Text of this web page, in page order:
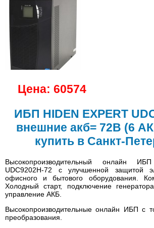
Цена: 60574
ИБП HIDEN EXPERT
внешние акб= 72В (6
купить в Санкт-
Высокопроизводительный онлайн
UDC9202H-72 с улучшенной защитой
офисного и бытового оборудования.
Холодный старт, подключение
управление АКБ.
Высокопроизводительные онлайн ИБП с
преобразования.